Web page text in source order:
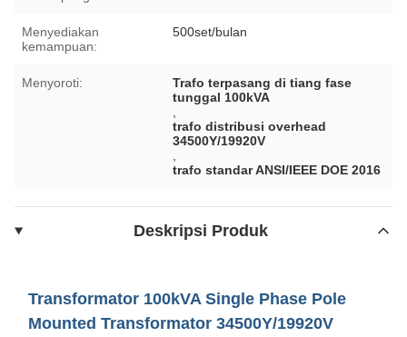
Menyediakan
kemampuan:
500set/bulan
Menyoroti:
Trafo terpasang di tiang fase
tunggal 100kVA
trafo distribusi overhead
34500Y/19920V
trafo standar ANSI/IEEE DOE 2016
Deskripsi Produk
Transformator 100kVA Single Phase Pole
Mounted Transformator 34500Y/19920V